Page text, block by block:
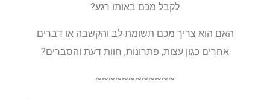
לקבל מכם באותו רגע?
האם הוא צריך מכם תשומת לב והקשבה או דברים
אחרים כגון עצות, פתרונות, חוות דעת והסברים?
~~~~~~~~~~~~